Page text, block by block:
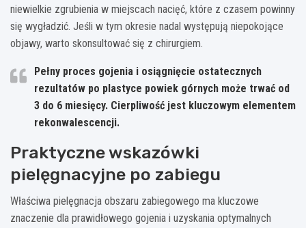
niewielkie zgrubienia w miejscach nacięć, które z czasem powinny
się wygładzić. Jeśli w tym okresie nadal występują niepokojące
objawy, warto skonsultować się z chirurgiem.
Pełny proces gojenia i osiągnięcie ostatecznych
rezultatów po plastyce powiek górnych może trwać od
3 do 6 miesięcy. Cierpliwość jest kluczowym elementem
rekonwalescencji.
Praktyczne wskazówki
pielęgnacyjne po zabiegu
Właściwa pielęgnacja obszaru zabiegowego ma kluczowe
znaczenie dla prawidłowego gojenia i uzyskania optymalnych